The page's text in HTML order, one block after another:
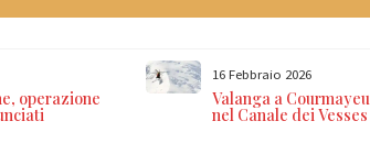
operazione
16 Febbraio 2026
Valanga a
nel Canale dei Vesses